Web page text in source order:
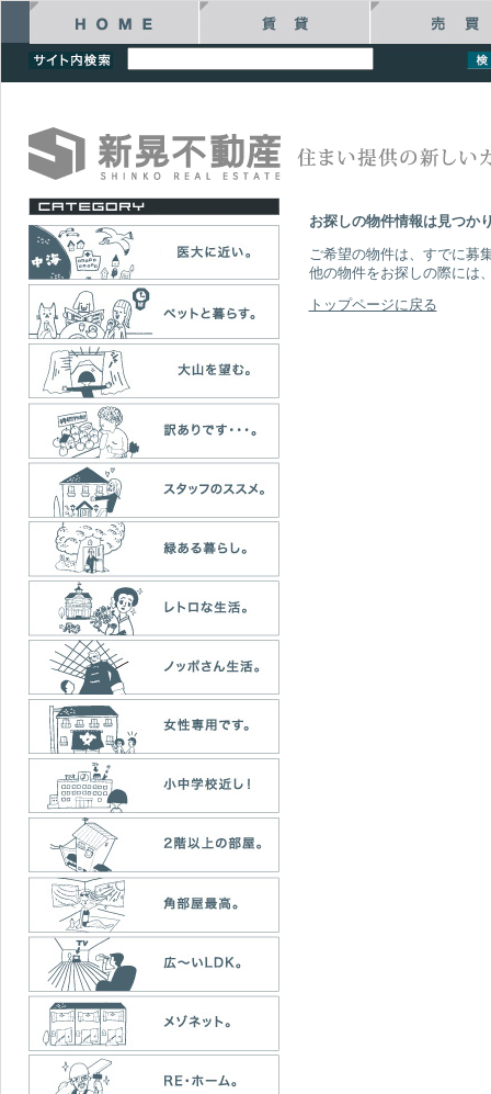
お探しの物件情報は見つか
ご希望の物件は、すでに募
他の物件をお探しの際には
トップページに戻る